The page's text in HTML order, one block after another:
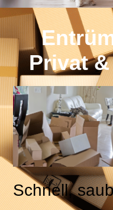
Privat
Schnell,